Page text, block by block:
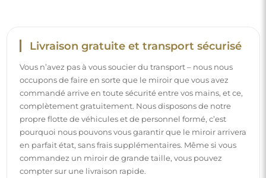
Montage facile
Nous nous chargeons de la fabrication et de la livraison
des miroirs, tandis que l’installation est à votre
responsabilité. Étant donné les particularités de chaque